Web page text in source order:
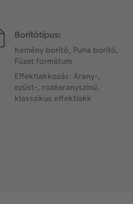
Borítótípus:
Kemény borító, Puha borító,
Füzet formátum
Effektlakkozás: Arany-,
ezüst-, rozéaranyszínű,
klasszikus effektlakk